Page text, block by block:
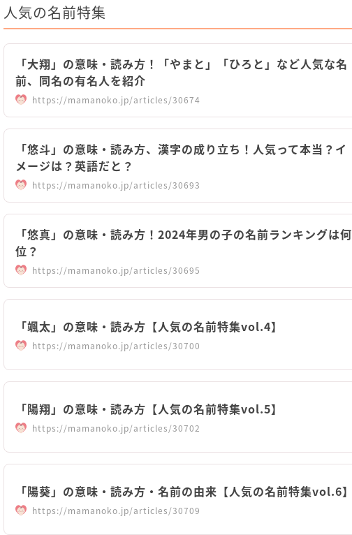
人気の名前特集
「大翔」の意味・読み方！「やまと」「ひろと」など人気な名
前、同名の有名人を紹介
https://mamanoko.jp/articles/30674
「悠斗」の意味・読み方、漢字の成り立ち！人気って本当？イ
メージは？英語だと？
https://mamanoko.jp/articles/30693
「悠真」の意味・読み方！2024年男の子の名前ランキングは何
位？
https://mamanoko.jp/articles/30695
「颯太」の意味・読み方【人気の名前特集vol.4】
https://mamanoko.jp/articles/30700
「陽翔」の意味・読み方【人気の名前特集vol.5】
https://mamanoko.jp/articles/30702
「陽葵」の意味・読み方・名前の由来【人気の名前特集vol.6】
https://mamanoko.jp/articles/30709